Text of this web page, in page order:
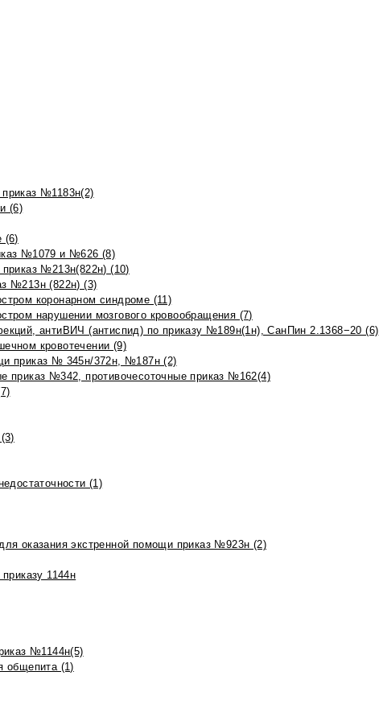
№1183н(2)
(6)
(6)
№1079 и №626 (8)
приказ №213н(822н) (10)
№213н (822н) (3)
коронарном синдроме (11)
нарушении мозгового кровообращения (7)
антиВИЧ (антиспид) по приказу №189н(1н), СанПин 2.1368−20 (6)
кровотечении (9)
приказ № 345н/372н, №187н (2)
приказ №342, противочесоточные приказ №162(4)
(1)
оказания экстренной помощи приказ №923н (2)
1144н
№1144н(5)
общепита (1)